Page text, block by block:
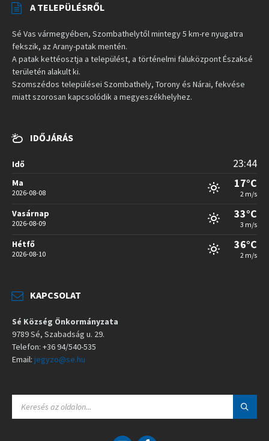
A TELEPÜLÉSRŐL
Sé Vas vármegyében, Szombathelytől mintegy 5 km-re nyugatra
fekszik, az Arany-patak mentén.
A patak kettéosztja a települést, a történelmi faluközpont Északsé
területén alakult ki.
Szomszédos települései Szombathely, Torony és Nárai, fekvése
miatt szorosan kapcsolódik a megyeszékhelyhez.
IDŐJÁRÁS
Idő 23:44
Ma
2026-08-08
17°C
2 m/s
Vasárnap
2026-08-09
33°C
3 m/s
Hétfő
2026-08-10
36°C
2 m/s
KAPCSOLAT
Sé Község Önkormányzata
9789 Sé, Szabadság u. 29.
Telefon: +36 94/540-535
Email: jegyzo@se.hu
A